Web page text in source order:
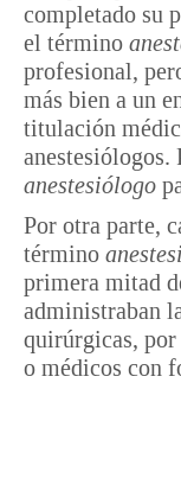
completado su
el término
profesional,
más bien a un
titulación
anestesiólogos.
anestesiólogo
Por otra parte,
término
primera mitad
administraban
quirúrgicas, por
o médicos con